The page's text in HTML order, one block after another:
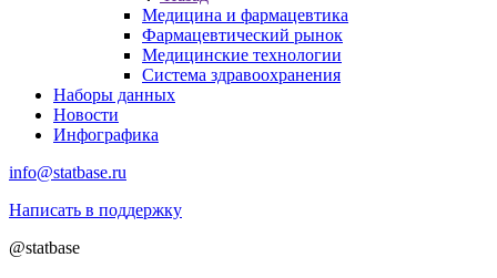
Медицина и фармацевтика
Фармацевтический рынок
Медицинские технологии
Система здравоохранения
Наборы данных
Новости
Инфографика
info@statbase.ru
Написать в поддержку
@statbase